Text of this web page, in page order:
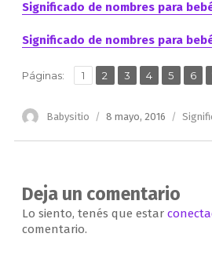
Significado de nombres para
Significado de nombres para
Páginas: Página
1 ,
Página
2 ,Página
3 ,
Página
4 ,Página
5 ,6
Autor
Babysitio
Publicado
8 mayo, 2016
Deja un comentario
Lo siento, tenés que estar
comentario.